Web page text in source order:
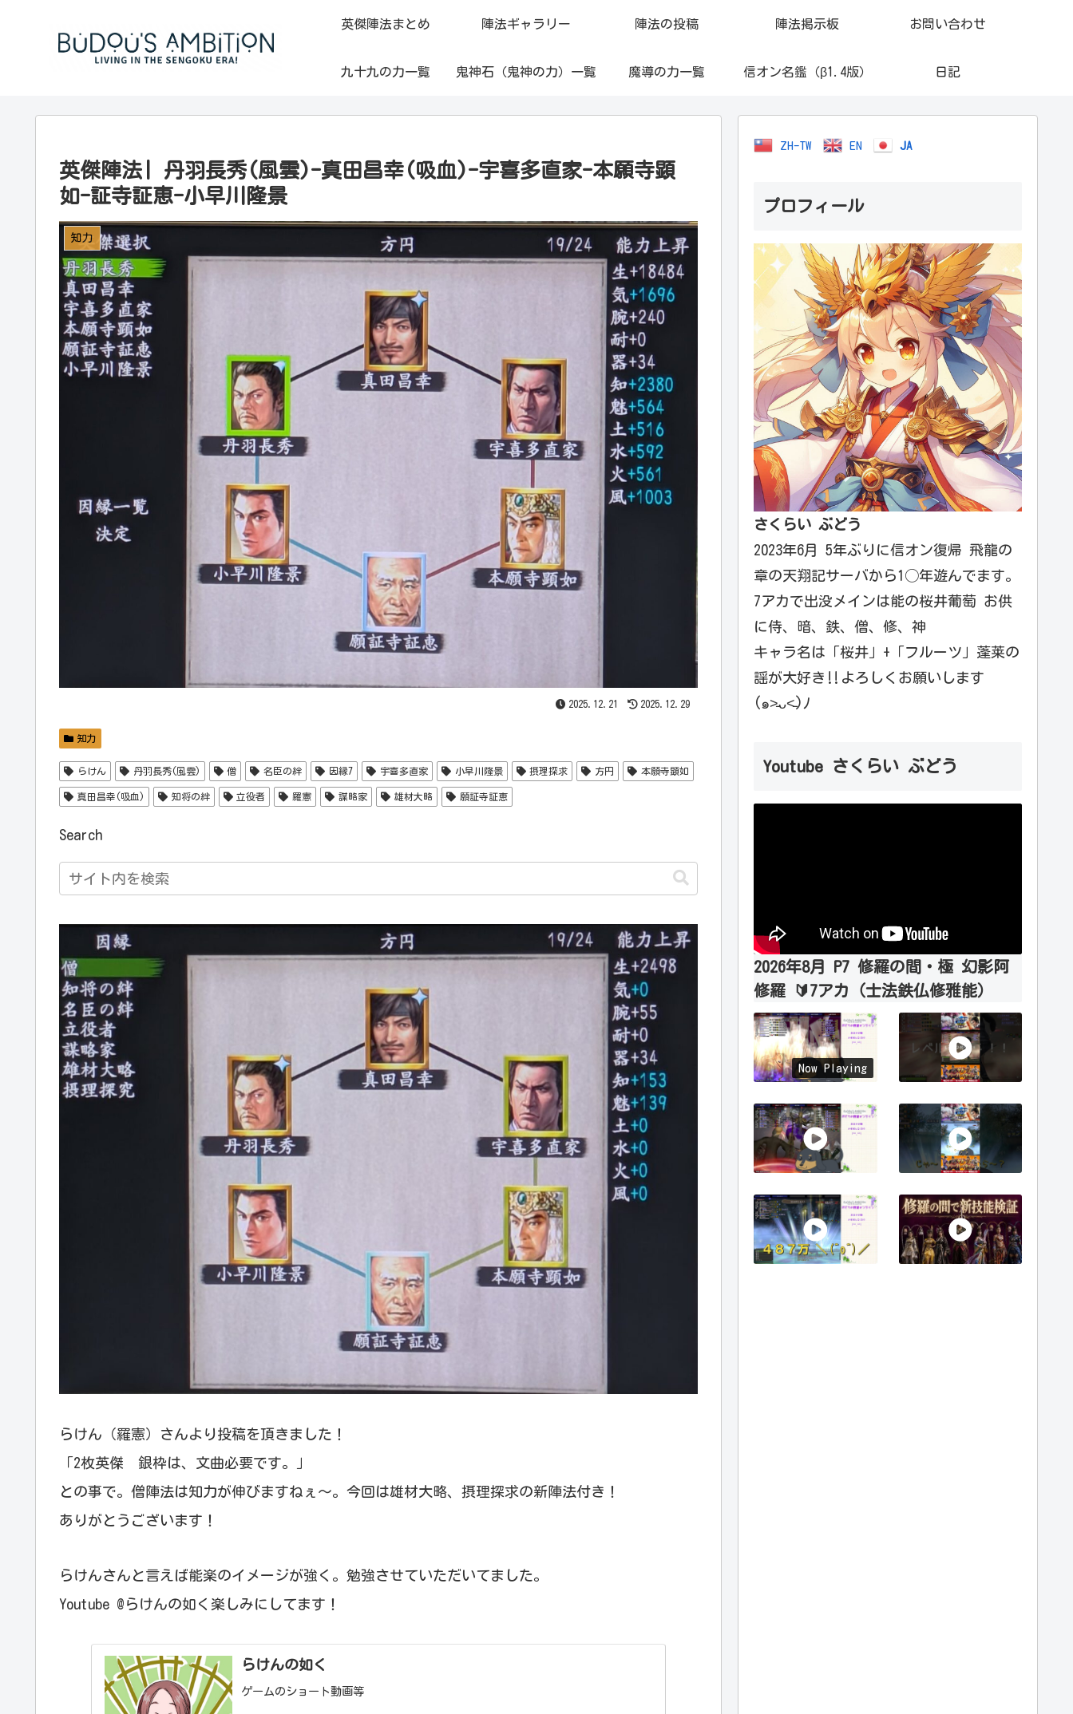
英傑陣法まとめ 陣法ギャラリー 陣法の投稿 陣法掲示板 お問い合わせ
九十九の力一覧 鬼神石（鬼神の力）一覧 魔導の力一覧 信オン名鑑（β1.4版） 日記
英傑陣法| 丹羽長秀(風雲)-真田昌幸(吸血)-宇喜多直家-本願寺顕
如-証寺証恵-小早川隆景
知力
2025.12.21 2025.12.29
知力
らけん 丹羽長秀(風雲) 僧 名臣の絆 因縁7 宇喜多直家 小早川隆景 摂理探求 方円 本願寺顕如
真田昌幸(吸血) 知将の絆 立役者 羅憲 謀略家 雄材大略 願証寺証恵
Search
らけん（羅憲）さんより投稿を頂きました！
「2枚英傑 銀枠は、文曲必要です。」
との事で。僧陣法は知力が伸びますねぇ～。今回は雄材大略、摂理探求の新陣法付き！
ありがとうございます！
らけんさんと言えば能楽のイメージが強く。勉強させていただいてました。
Youtube @らけんの如く楽しみにしてます！
らけんの如く
ゲームのショート動画等
ZH-TW EN JA
プロフィール
さくらい ぶどう
2023年6月 5年ぶりに信オン復帰 飛龍の
章の天翔記サーバから1◯年遊んでます。
7アカで出没メインは能の桜井葡萄 お供
に侍、暗、鉄、僧、修、神
キャラ名は「桜井」+「フルーツ」蓬莱の
謡が大好き‼️よろしくお願いします
(๑˃̵ᴗ˂̵)ﾉ
Youtube さくらい ぶどう
2026年8月 P7 修羅の間・極 幻影阿
修羅 🔰7アカ（士法鉄仏修雅能）
Now Playing